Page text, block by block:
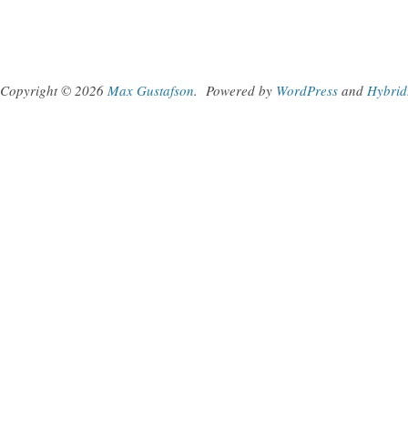
Copyright © 2026 Max Gustafson. Powered by WordPress and Hybrid